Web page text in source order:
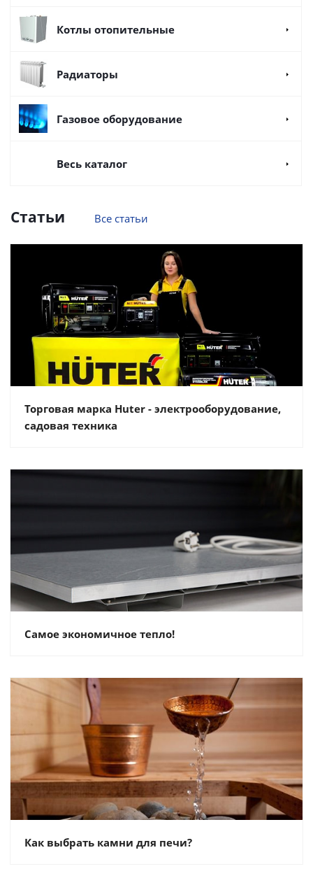
Котлы отопительные
Радиаторы
Газовое оборудование
Весь каталог
Статьи Все статьи
Торговая марка Huter - электрооборудование,
садовая техника
Самое экономичное тепло!
Как выбрать камни для печи?